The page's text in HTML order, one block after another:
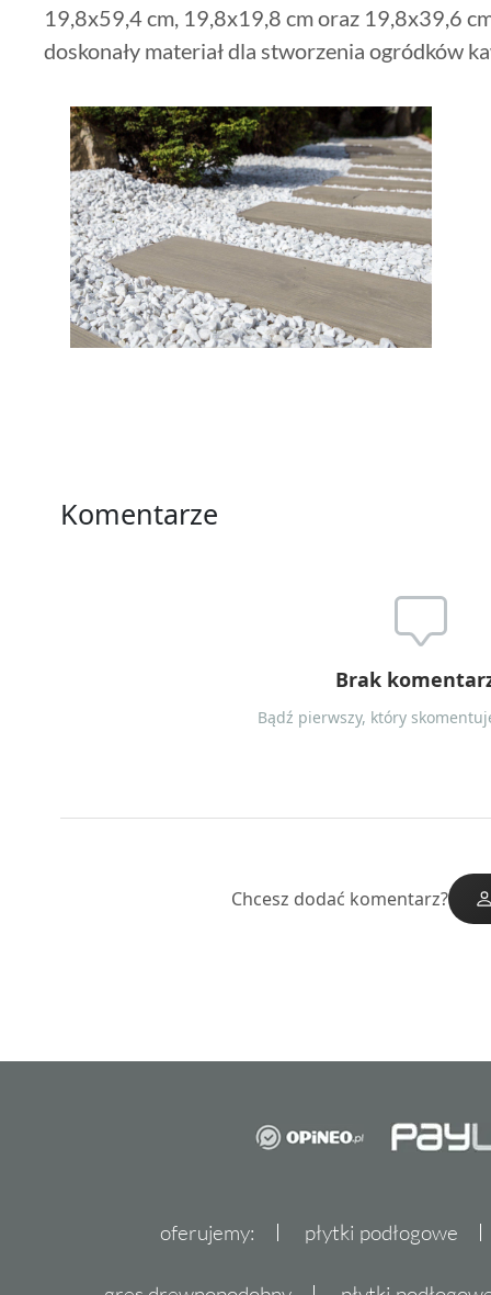
19,8x59,4 cm, 19,8x19,8 cm oraz 19,8x39,6
doskonały materiał dla stworzenia ogródków
Komentarze
Brak
Bądź pierwszy, który
Chcesz dodać komentarz?
oferujemy: płytki podłogowe